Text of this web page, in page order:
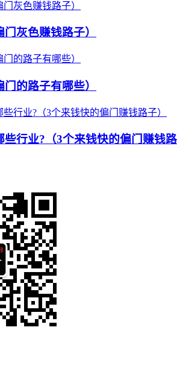
灰色赚钱路子）
的路子有哪些）
些行业?（3个来钱快的偏门赚钱